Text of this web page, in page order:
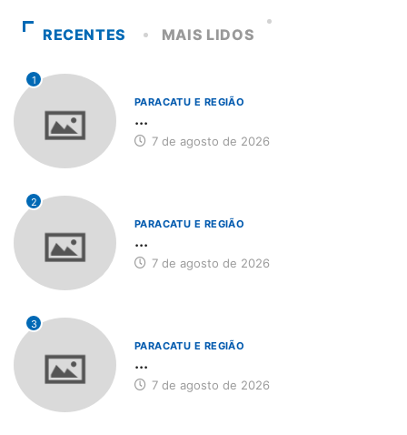
RECENTES MAIS LIDOS
1
PARACATU E REGIÃO
...
7 de agosto de 2026
2
PARACATU E REGIÃO
...
7 de agosto de 2026
3
PARACATU E REGIÃO
...
7 de agosto de 2026